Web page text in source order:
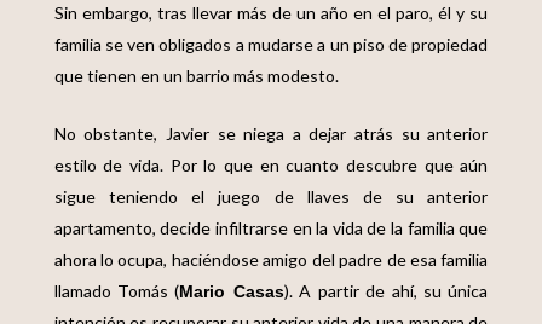
Sin embargo, tras llevar más de un año en el paro, él y su
familia se ven obligados a mudarse a un piso de propiedad
que tienen en un barrio más modesto.
No obstante, Javier se niega a dejar atrás su anterior
estilo de vida. Por lo que en cuanto descubre que aún
sigue teniendo el juego de llaves de su anterior
apartamento, decide infiltrarse en la vida de la familia que
ahora lo ocupa, haciéndose amigo del padre de esa familia
llamado Tomás (Mario Casas). A partir de ahí, su única